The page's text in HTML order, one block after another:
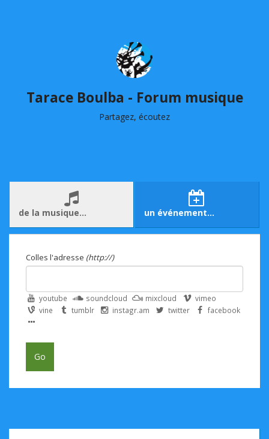
Tarace Boulba - Forum musique
Partagez, écoutez
de la musique… un événement…
Colles l'adresse (http://)
youtube soundcloud mixcloud
vimeo
vine
tumblr instagr.am twitter facebook
Go